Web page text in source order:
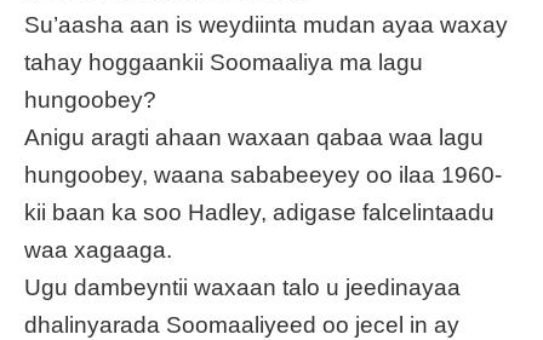
Su’aasha aan is weydiinta mudan ayaa waxay
tahay hoggaankii Soomaaliya ma lagu
hungoobey?
Anigu aragti ahaan waxaan qabaa waa lagu
hungoobey, waana sababeeyey oo ilaa 1960-
kii baan ka soo Hadley, adigase falcelintaadu
waa xagaaga.
Ugu dambeyntii waxaan talo u jeedinayaa
dhalinyarada Soomaaliyeed oo jecel in ay